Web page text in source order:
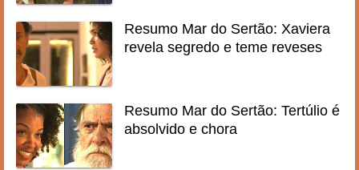
Resumo Mar do Sertão: Xaviera
revela segredo e teme reveses
Resumo Mar do Sertão: Tertúlio é
absolvido e chora